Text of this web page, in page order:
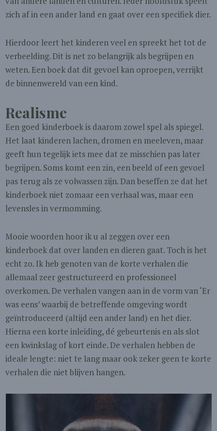
zich af in een ander land en gaat over een specifiek dier.
Hierdoor leert het kinderen veel en spreekt het tot de
verbeelding. Dit is net zo belangrijk als begrijpen en
weten. Een boek dat dit gevoel kan oproepen, verrijkt
de binnenwereld van een kind.
Realisme
Een goed kinderboek is daarom zowel spel als spiegel.
Het laat kinderen lachen, dromen en meeleven, maar
geeft hun tegelijk iets mee dat ze misschien pas later
begrijpen. Soms komt een zin, een beeld of een gevoel
pas terug als ze volwassen zijn. Dan beseffen ze dat het
kinderboek niet zomaar een verhaal was, maar een
levensles in vermomming.
Mooie woorden hoor ik u al zeggen over een
kinderboek dat over landen en dieren gaat. Toch is het
echt zo. Ik heb genoten van de korte verhalen die
allemaal zeer gestructureerd en professioneel
overkomen. De verhalen vangen aan in de vorm van ‘Er
was eens’ waarbij de betreffende omgeving wordt
geïntroduceerd (altijd een ander land) en het dier.
Hierna een korte inleiding, dé gebeurtenis en als slot
een kwinkslag of kort einde. De verhalen hebben de
ideale lengte: niet te lang maar ook zeker geen te korte
verhalen die niet blijven hangen.